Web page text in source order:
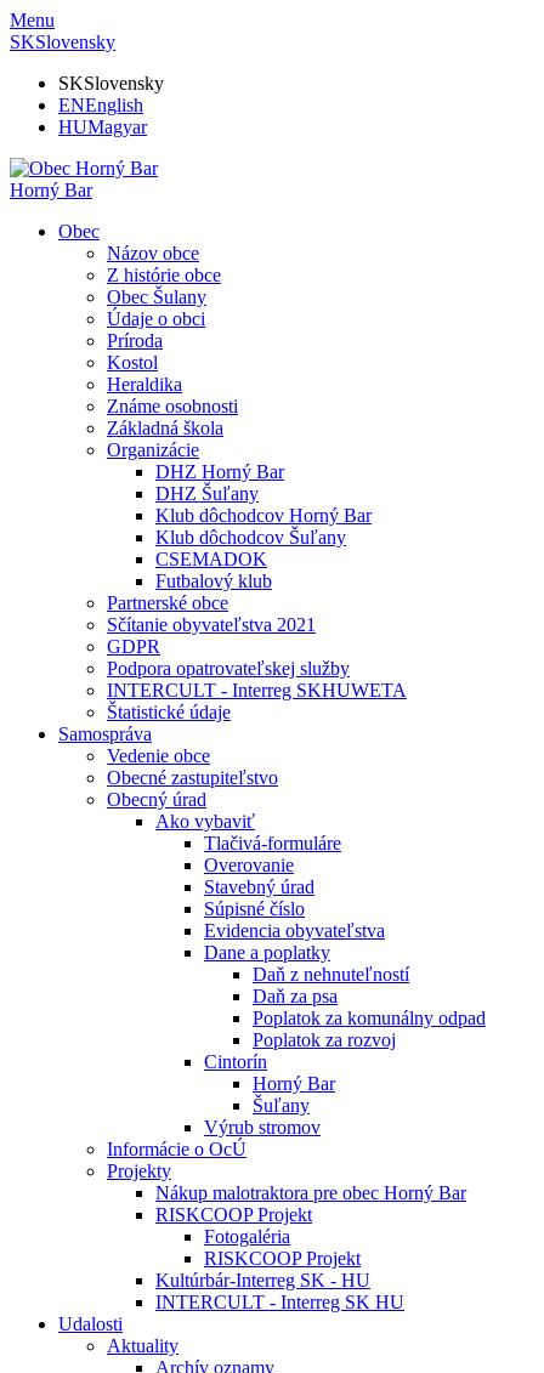
Menu
SKSlovensky
SKSlovensky
ENEnglish
HUMagyar
Horný Bar
Obec
Názov obce
Z histórie obce
Obec Šulany
Údaje o obci
Príroda
Kostol
Heraldika
Známe osobnosti
Základná škola
Organizácie
DHZ Horný Bar
DHZ Šuľany
Klub dôchodcov Horný Bar
Klub dôchodcov Šuľany
CSEMADOK
Futbalový klub
Partnerské obce
Sčítanie obyvateľstva 2021
GDPR
Podpora opatrovateľskej služby
INTERCULT - Interreg SKHUWETA
Štatistické údaje
Samospráva
Vedenie obce
Obecné zastupiteľstvo
Obecný úrad
Ako vybaviť
Tlačivá-formuláre
Overovanie
Stavebný úrad
Súpisné číslo
Evidencia obyvateľstva
Dane a poplatky
Daň z nehnuteľností
Daň za psa
Poplatok za komunálny odpad
Poplatok za rozvoj
Cintorín
Horný Bar
Šuľany
Výrub stromov
Informácie o OcÚ
Projekty
Nákup malotraktora pre obec Horný Bar
RISKCOOP Projekt
Fotogaléria
RISKCOOP Projekt
Kultúrbár-Interreg SK - HU
INTERCULT - Interreg SK HU
Udalosti
Aktuality
Archív oznamy